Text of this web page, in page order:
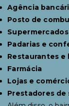
Agência
Posto de
Padarias e
Restaurantes e
Farmácia
Lojas e
Prestadores de